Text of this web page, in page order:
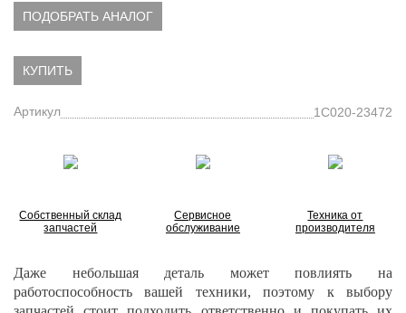
ПОДОБРАТЬ АНАЛОГ
КУПИТЬ
Артикул 1C020-23472
Собственный склад
запчастей
Сервисное
обслуживание
Техника от
производителя
Даже небольшая деталь может повлиять на
работоспособность вашей техники, поэтому к выбору